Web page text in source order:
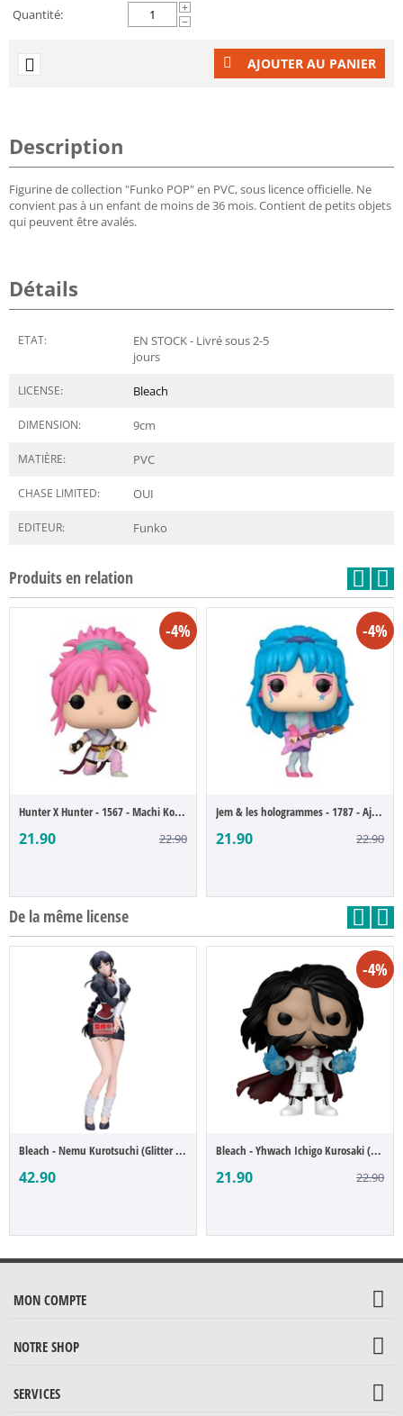
Quantité:
+
−
AJOUTER AU PANIER
Description
Figurine de collection "Funko POP" en PVC, sous licence officielle. Ne
convient pas à un enfant de moins de 36 mois. Contient de petits objets
qui peuvent être avalés.
Détails
ETAT:
EN STOCK - Livré sous 2-5
jours
LICENSE: Bleach
DIMENSION: 9cm
MATIÈRE: PVC
CHASE LIMITED: OUI
EDITEUR: Funko
Produits en relation
-4%
Hunter X Hunter - 1567 - Machi Komacine (...
21.90 22.90
-4%
Jem & les hologrammes - 1787 - Aja Leith ...
21.90 22.90
De la même license
Bleach - Nemu Kurotsuchi (Glitter & Glamo...
42.90
-4%
Bleach - Yhwach Ichigo Kurosaki (POP Figure)
21.90 22.90
MON COMPTE
NOTRE SHOP
SERVICES